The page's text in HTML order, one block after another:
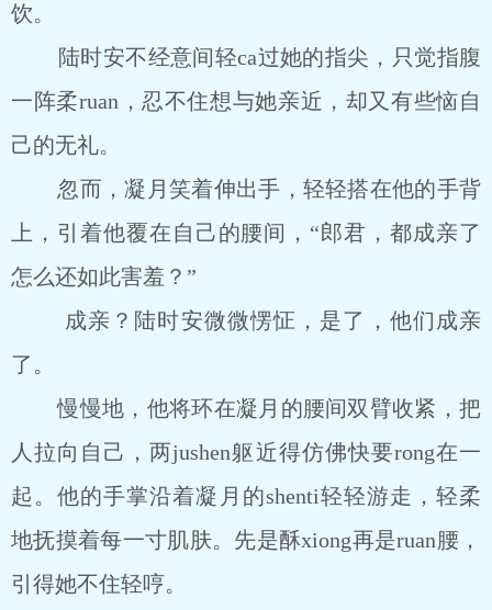
饮。
陆时安不经意间轻ca过她的指尖，只觉指腹
一阵柔ruan，忍不住想与她亲近，却又有些恼自
己的无礼。
忽而，凝月笑着伸出手，轻轻搭在他的手背
上，引着他覆在自己的腰间，“郎君，都成亲了
怎么还如此害羞？”
成亲？陆时安微微愣怔，是了，他们成亲
了。
慢慢地，他将环在凝月的腰间双臂收紧，把
人拉向自己，两jushen躯近得仿佛快要rong在一
起。他的手掌沿着凝月的shenti轻轻游走，轻柔
地抚摸着每一寸肌肤。先是酥xiong再是ruan腰，
引得她不住轻哼。